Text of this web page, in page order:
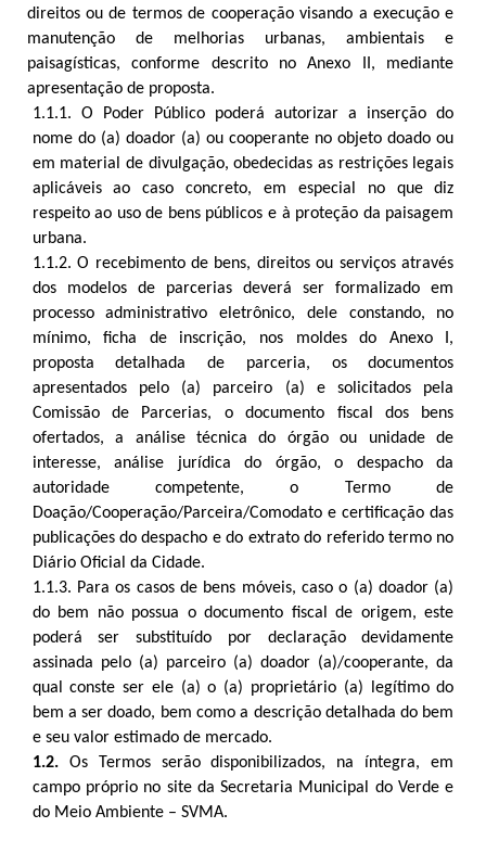
direitos ou de termos de cooperação visando a execução e
manutenção de melhorias urbanas, ambientais e
paisagísticas, conforme descrito no Anexo II, mediante
apresentação de proposta.
1.1.1. O Poder Público poderá autorizar a inserção do
nome do (a) doador (a) ou cooperante no objeto doado ou
em material de divulgação, obedecidas as restrições legais
aplicáveis ao caso concreto, em especial no que diz
respeito ao uso de bens públicos e à proteção da paisagem
urbana.
1.1.2. O recebimento de bens, direitos ou serviços através
dos modelos de parcerias deverá ser formalizado em
processo administrativo eletrônico, dele constando, no
mínimo, ficha de inscrição, nos moldes do Anexo I,
proposta detalhada de parceria, os documentos
apresentados pelo (a) parceiro (a) e solicitados pela
Comissão de Parcerias, o documento fiscal dos bens
ofertados, a análise técnica do órgão ou unidade de
interesse, análise jurídica do órgão, o despacho da
autoridade competente, o Termo de
Doação/Cooperação/Parceira/Comodato e certificação das
publicações do despacho e do extrato do referido termo no
Diário Oficial da Cidade.
1.1.3. Para os casos de bens móveis, caso o (a) doador (a)
do bem não possua o documento fiscal de origem, este
poderá ser substituído por declaração devidamente
assinada pelo (a) parceiro (a) doador (a)/cooperante, da
qual conste ser ele (a) o (a) proprietário (a) legítimo do
bem a ser doado, bem como a descrição detalhada do bem
e seu valor estimado de mercado.
1.2.Os Termos serão disponibilizados, na íntegra, em
campo próprio no site da Secretaria Municipal do Verde e
do Meio Ambiente – SVMA.